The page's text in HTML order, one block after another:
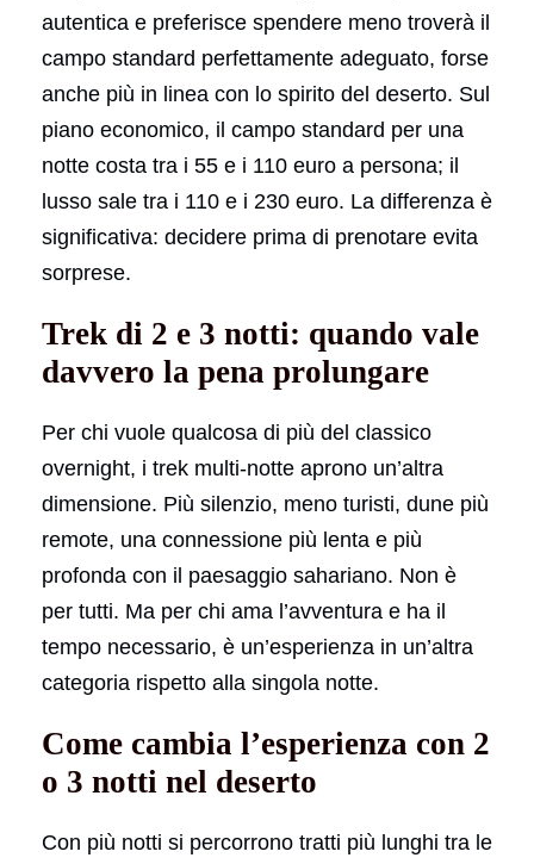
autentica e preferisce spendere meno troverà il
campo standard perfettamente adeguato, forse
anche più in linea con lo spirito del deserto. Sul
piano economico, il campo standard per una
notte costa tra i 55 e i 110 euro a persona; il
lusso sale tra i 110 e i 230 euro. La differenza è
significativa: decidere prima di prenotare evita
sorprese.
Trek di 2 e 3 notti: quando vale
davvero la pena prolungare
Per chi vuole qualcosa di più del classico
overnight, i trek multi-notte aprono un’altra
dimensione. Più silenzio, meno turisti, dune più
remote, una connessione più lenta e più
profonda con il paesaggio sahariano. Non è
per tutti. Ma per chi ama l’avventura e ha il
tempo necessario, è un’esperienza in un’altra
categoria rispetto alla singola notte.
Come cambia l’esperienza con 2
o 3 notti nel deserto
Con più notti si percorrono tratti più lunghi tra le